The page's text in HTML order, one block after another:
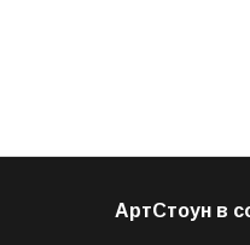
АртСтоун в